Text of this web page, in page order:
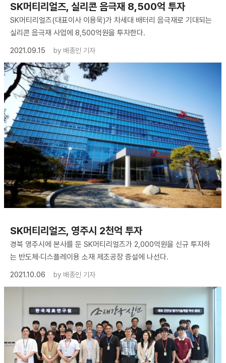
SK머티리얼즈, 실리콘 음극재 8,500억 투자
SK머티리얼즈(대표이사 이용욱)가 차세대 배터리 음극재로 기대되는
실리콘 음극재 사업에 8,500억원을 투자한다.
2021.09.15
by 배종인 기자
SK머티리얼즈, 영주시 2천억 투자
경북 영주시에 본사를 둔 SK머티리얼즈가 2,000억원을 신규 투자하
는 반도체·디스플레이용 소재 제조공장 증설에 나선다.
2021.10.06
by 배종인 기자